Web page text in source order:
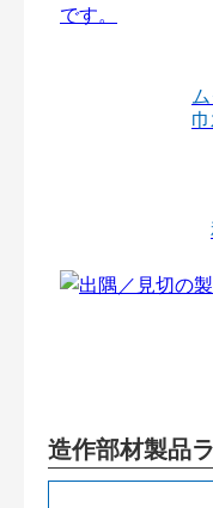
造作部材製品